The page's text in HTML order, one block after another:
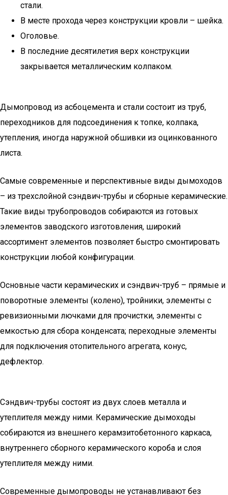
стали.
В месте прохода через конструкции кровли – шейка.
Оголовье.
В последние десятилетия верх конструкции
закрывается металлическим колпаком.
Дымопровод из асбоцемента и стали состоит из труб,
переходников для подсоединения к топке, колпака,
утепления, иногда наружной обшивки из оцинкованного
листа.
Самые современные и перспективные виды дымоходов
– из трехслойной сэндвич-трубы и сборные керамические.
Такие виды трубопроводов собираются из готовых
элементов заводского изготовления, широкий
ассортимент элементов позволяет быстро смонтировать
конструкции любой конфигурации.
Основные части керамических и сэндвич-труб – прямые и
поворотные элементы (колено), тройники, элементы с
ревизионными лючками для прочистки, элементы с
емкостью для сбора конденсата; переходные элементы
для подключения отопительного агрегата, конус,
дефлектор.
Сэндвич-трубы состоят из двух слоев металла и
утеплителя между ними. Керамические дымоходы
собираются из внешнего керамзитобетонного каркаса,
внутреннего сборного керамического короба и слоя
утеплителя между ними.
Современные дымопроводы не устанавливают без